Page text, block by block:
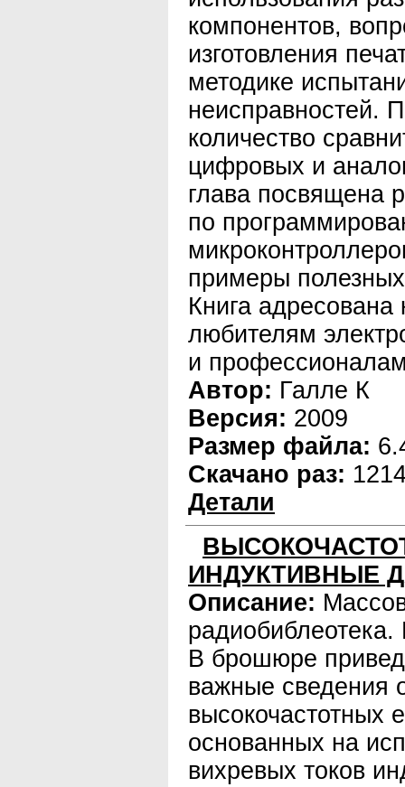
компонентов,
изготовления
методике
неисправностей.
количество
цифровых и
глава посвящена
по
примеры
Книга
любителям
и
Автор: Галле К
Версия: 2009
Размер файла:
Скачано раз:
Детали
ИНДУКТИВНЫЕ
Описание:
В брошюре
важные сведения
высокочастотных
основанных на
вихревых токов